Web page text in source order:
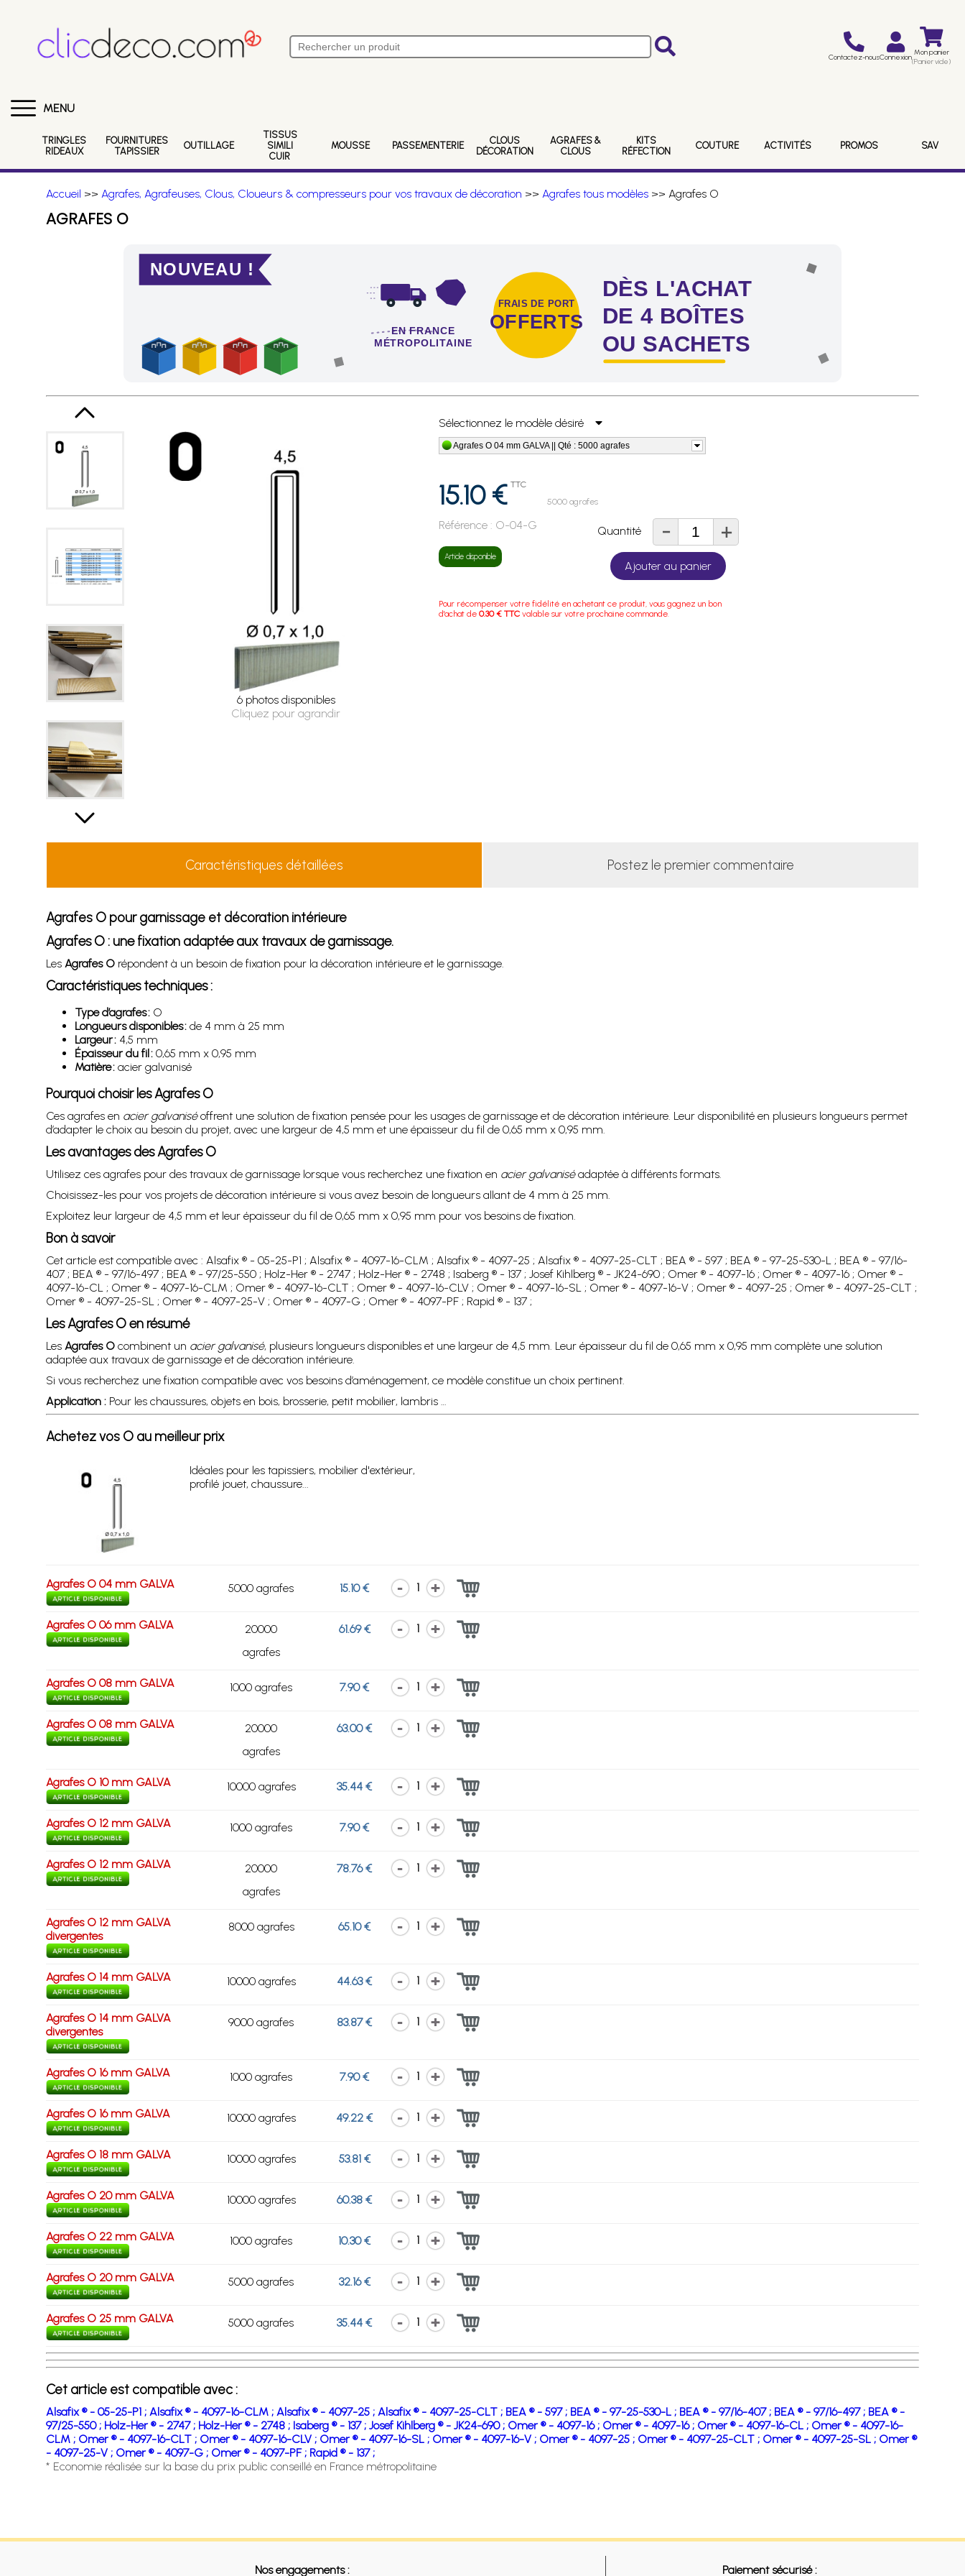
Contactez-nousConnexion Mon panier
(Panier vide)
MENU
TRINGLES
RIDEAUX
FOURNITURES
TAPISSIER
OUTILLAGE
TISSUS
SIMILI
CUIR
MOUSSE PASSEMENTERIE
CLOUS
DÉCORATION
AGRAFES &
CLOUS
KITS
RÉFECTION
COUTURE ACTIVITÉS PROMOS SAV
Accueil >> Agrafes, Agrafeuses, Clous, Cloueurs & compresseurs pour vos travaux de décoration >> Agrafes tous modèles>> Agrafes O
AGRAFES O
NOUVEAU !
EN FRANCE
MÉTROPOLITAINE
FRAIS DE PORT
OFFERTS
DÈS L'ACHAT
DE 4 BOÎTES
OU SACHETS
Frais de port offerts en France métropolitaine dès l'achat de 4 sachets ou boîtes d'agrafes ou de pointes !
6 photos disponibles
Cliquez pour agrandir
Sélectionnez le modèle désiré
Agrafes O 04 mm GALVA || Qté : 5000 agrafes
15.10 € TTC
5000 agrafes
Référence : O-04-G
Article disponible
Quantité - +
Ajouter au panier
Pour récompenser votre fidélité en achetant ce produit, vous gagnez un bon
d'achat de0.30 € TTC valable sur votre prochaine commande.
Caractéristiques détaillées Postez le premier commentaire
Agrafes O pour garnissage et décoration intérieure
Agrafes O : une fixation adaptée aux travaux de garnissage.
Les Agrafes Orépondent à un besoin de fixation pour la décoration intérieure et le garnissage.
Caractéristiques techniques :
Type d’agrafes :O
Longueurs disponibles :de 4 mm à 25 mm
Largeur :4,5 mm
Épaisseur du fil :0,65 mm x 0,95 mm
Matière :acier galvanisé
Pourquoi choisir les Agrafes O
Ces agrafes en acier galvaniséoffrent une solution de fixation pensée pour les usages de garnissage et de décoration intérieure. Leur disponibilité en plusieurs longueurs permet
d’adapter le choix au besoin du projet, avec une largeur de 4,5 mm et une épaisseur du fil de 0,65 mm x 0,95 mm.
Les avantages des Agrafes O
Utilisez ces agrafes pour des travaux de garnissage lorsque vous recherchez une fixation en acier galvaniséadaptée à différents formats.
Choisissez-les pour vos projets de décoration intérieure si vous avez besoin de longueurs allant de 4 mm à 25 mm.
Exploitez leur largeur de 4,5 mm et leur épaisseur du fil de 0,65 mm x 0,95 mm pour vos besoins de fixation.
Bon à savoir
Cet article est compatible avec : Alsafix ® - 05-25-P1 ; Alsafix ® - 4097-16-CLM ; Alsafix ® - 4097-25 ; Alsafix ® - 4097-25-CLT ; BEA ® - 597 ; BEA ® - 97-25-530-L ; BEA ® - 97/16-
407 ; BEA ® - 97/16-497 ; BEA ® - 97/25-550 ; Holz-Her ® - 2747 ; Holz-Her ® - 2748 ; Isaberg ® - 137 ; Josef Kihlberg ® - JK24-690 ; Omer ® - 4097-16 ; Omer ® - 4097-16 ; Omer ® -
4097-16-CL ; Omer ® - 4097-16-CLM ; Omer ® - 4097-16-CLT ; Omer ® - 4097-16-CLV ; Omer ® - 4097-16-SL ; Omer ® - 4097-16-V ; Omer ® - 4097-25 ; Omer ® - 4097-25-CLT ;
Omer ® - 4097-25-SL ; Omer ® - 4097-25-V ; Omer ® - 4097-G ; Omer ® - 4097-PF ; Rapid ® - 137 ;
Les Agrafes O en résumé
Les Agrafes Ocombinent un acier galvanisé, plusieurs longueurs disponibles et une largeur de 4,5 mm. Leur épaisseur du fil de 0,65 mm x 0,95 mm complète une solution
adaptée aux travaux de garnissage et de décoration intérieure.
Si vous recherchez une fixation compatible avec vos besoins d’aménagement, ce modèle constitue un choix pertinent.
Application :Pour les chaussures, objets en bois, brosserie, petit mobilier, lambris …
Achetez vos O au meilleur prix
Idéales pour les tapissiers, mobilier d'extérieur,
profilé jouet, chaussure...
Agrafes O 04 mm GALVA 5000 agrafes 15.10 € 1
Agrafes O 06 mm GALVA
20000
agrafes
61.69 € 1
Agrafes O 08 mm GALVA 1000 agrafes 7.90 € 1
Agrafes O 08 mm GALVA
20000
agrafes
63.00 € 1
Agrafes O 10 mm GALVA 10000 agrafes 35.44 € 1
Agrafes O 12 mm GALVA 1000 agrafes 7.90 € 1
Agrafes O 12 mm GALVA
20000
agrafes
78.76 € 1
Agrafes O 12 mm GALVA
divergentes
8000 agrafes 65.10 € 1
Agrafes O 14 mm GALVA 10000 agrafes 44.63 € 1
Agrafes O 14 mm GALVA
divergentes
9000 agrafes 83.87 € 1
Agrafes O 16 mm GALVA 1000 agrafes 7.90 € 1
Agrafes O 16 mm GALVA 10000 agrafes 49.22 € 1
Agrafes O 18 mm GALVA 10000 agrafes 53.81 € 1
Agrafes O 20 mm GALVA 10000 agrafes 60.38 € 1
Agrafes O 22 mm GALVA 1000 agrafes 10.30 € 1
Agrafes O 20 mm GALVA 5000 agrafes 32.16 € 1
Agrafes O 25 mm GALVA 5000 agrafes 35.44 € 1
Cet article est compatible avec :
Alsafix ® - 05-25-P1 ; Alsafix ® - 4097-16-CLM ; Alsafix ® - 4097-25 ; Alsafix ® - 4097-25-CLT ; BEA ® - 597 ; BEA ® - 97-25-530-L ; BEA ® - 97/16-407 ; BEA ® - 97/16-497 ; BEA ® -
97/25-550 ; Holz-Her ® - 2747 ; Holz-Her ® - 2748 ; Isaberg ® - 137 ; Josef Kihlberg ® - JK24-690 ; Omer ® - 4097-16 ; Omer ® - 4097-16 ; Omer ® - 4097-16-CL ; Omer ® - 4097-16-
CLM ; Omer ® - 4097-16-CLT ; Omer ® - 4097-16-CLV ; Omer ® - 4097-16-SL ; Omer ® - 4097-16-V ; Omer ® - 4097-25 ; Omer ® - 4097-25-CLT ; Omer ® - 4097-25-SL ; Omer ®
- 4097-25-V ; Omer ® - 4097-G ; Omer ® - 4097-PF ; Rapid ® - 137 ;
* Economie réalisée sur la base du prix public conseillé en France métropolitaine
Nos engagements : Paiement sécurisé :